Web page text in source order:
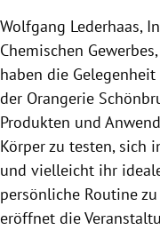
Wolfgang Lederhaas,
Chemischen
haben die
der Orangerie
Produkten und
Körper zu testen, sich
und vielleicht ihr
persönliche Routine
eröffnet die